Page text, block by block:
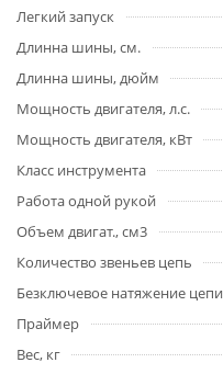
Легкий запуск
Длинна шины, см.
Длинна шины, дюйм
Мощность двигателя, л.с.
Мощность двигателя, кВт
Класс инструмента
Работа одной рукой
Объем двигат., см3
Количество звеньев цепь
Безключевое натяжение цепи
Праймер
Вес, кг